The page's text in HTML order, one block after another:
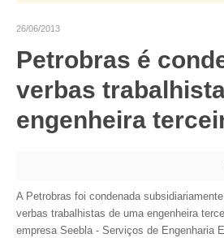
ORGANOGRAMA
CRESCE BRASIL
CONSELHO TECNOLÓGICO
HISTÓRICO E ATUAÇÃO
CONSELHOS ASSESSORES
PERSONALIDADES DA TECNOLOGIA
26/06/2013
Petrobras é
verbas
engenheira
A Petrobras foi condenada
verbas trabalhistas de uma engenheira
empresa Seebla - Serviços de Engenharia